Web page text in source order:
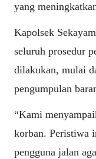
yang
Kapolsek
seluruh prosedur
dilakukan, mulai
pengumpulan
“Kami
korban. Peristiwa
pengguna jalan